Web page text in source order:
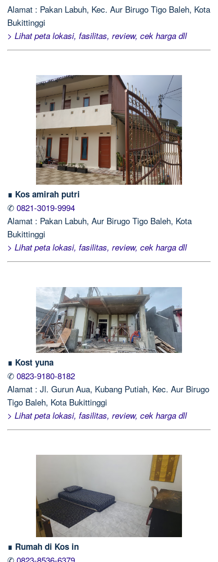
Alamat : Pakan Labuh, Kec. Aur Birugo Tigo Baleh, Kota
Bukittinggi
> Lihat peta lokasi, fasilitas, review, cek harga dll
∎ Kos amirah putri
✆ 0821-3019-9994
Alamat : Pakan Labuh, Aur Birugo Tigo Baleh, Kota
Bukittinggi
> Lihat peta lokasi, fasilitas, review, cek harga dll
∎ Kost yuna
✆ 0823-9180-8182
Alamat : Jl. Gurun Aua, Kubang Putiah, Kec. Aur Birugo
Tigo Baleh, Kota Bukittinggi
> Lihat peta lokasi, fasilitas, review, cek harga dll
∎ Rumah di Kos in